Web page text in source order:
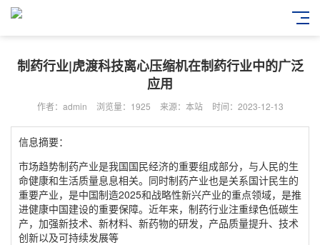
制药行业|虎渡科技离心压缩机在制药行业中的广泛
应用
作者：admin 浏览量：1925 来源：本站 时间：2023-12-13
信息摘要：
市场趋势制药产业是我国国民经济的重要组成部分，与人民的生
命健康和生活质量息息相关。同时制药产业也是关系国计民生的
重要产业，是中国制造2025和战略性新兴产业的重点领域，是推
进健康中国建设的重要保障。近年来，制药行业注重绿色低碳生
产，加强新技术、新材料、新药物的研发，产品质量提升、技术
创新以及可持续发展等